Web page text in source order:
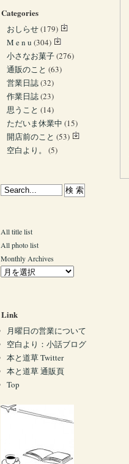
Categories
おしらせ(179)
M e n u (304)
小さなお菓子(276)
通販のこと (63)
営業日誌(32)
作業日誌(23)
思うこと (14)
ただいま休業中 (15)
開店前のこと (53)
空白より。
(5)
All title list
All photo list
Monthly Archives
Link
月曜日の営業について
空白より：小話ブログ
本と道草 Twitter
本と道草 通販頁
Top